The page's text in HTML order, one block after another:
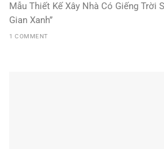
Mẫu Thiết Kế Xây Nhà Có Giếng Trời
Gian Xanh”
1 COMMENT